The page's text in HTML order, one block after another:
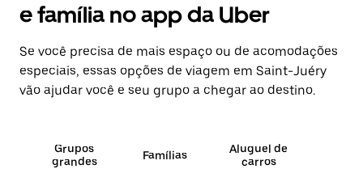
e família no app da Uber
Se você precisa de mais espaço ou de acomodações
especiais, essas opções de viagem em Saint-Juéry
vão ajudar você e seu grupo a chegar ao destino.
Grupos
grandes
Famílias
Aluguel de
carros